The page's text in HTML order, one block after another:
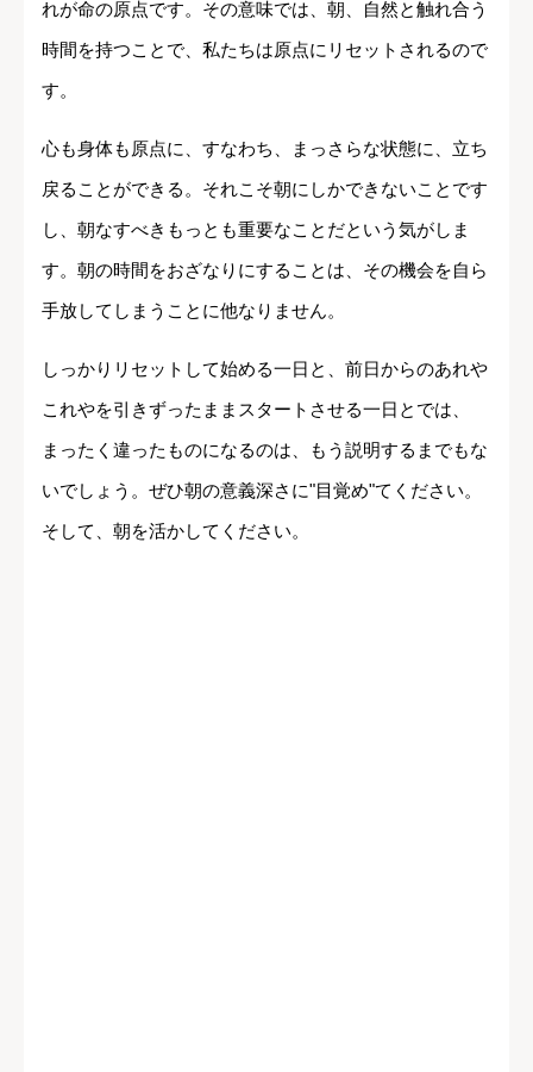
れが命の原点です。その意味では、朝、自然と触れ合う
時間を持つことで、私たちは原点にリセットされるので
す。
心も身体も原点に、すなわち、まっさらな状態に、立ち
戻ることができる。それこそ朝にしかできないことです
し、朝なすべきもっとも重要なことだという気がしま
す。朝の時間をおざなりにすることは、その機会を自ら
手放してしまうことに他なりません。
しっかりリセットして始める一日と、前日からのあれや
これやを引きずったままスタートさせる一日とでは、
まったく違ったものになるのは、もう説明するまでもな
いでしょう。ぜひ朝の意義深さに"目覚め"てください。
そして、朝を活かしてください。